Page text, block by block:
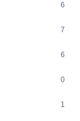
6
7
6
0
1